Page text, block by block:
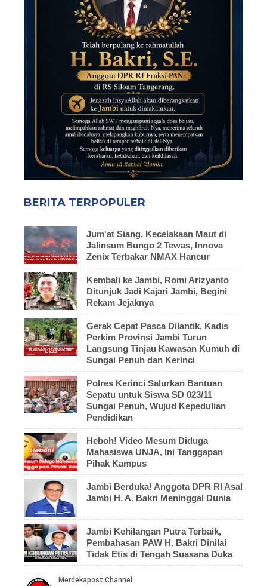
BERITA TERPOPULER
Jum'at Siang, Kecelakaan Maut di
Jalinsum Bungo 2 Tewas, Innova
Zenix Terbakar NMAX Hancur
Kembali ke Jambi, Romi Arizyanto
Ditunjuk Jadi Kajari Jambi, Begini
Rekam Jejaknya
Gerak Cepat Pasca Dilantik, Kadis
Perkim Provinsi Jambi Turun
Langsung Tinjau Kawasan Kumuh di
Sungai Penuh dan Kerinci
Polres Kerinci Salurkan Bantuan
Sepatu untuk Siswa SD 023/11
Sungai Penuh, Wujud Kepedulian
Pendidikan
Heboh! Video Mesum Diduga
Mahasiswa UNJA, Ini Tanggapan
Pihak Kampus
Jambi Berduka! Anggota DPR RI Asal
Jambi H. A. Bakri Meninggal Dunia
Jambi Kehilangan Putra Terbaik,
Pembahasan PAW H. Bakri Dinilai
Tidak Etis di Tengah Suasana Duka